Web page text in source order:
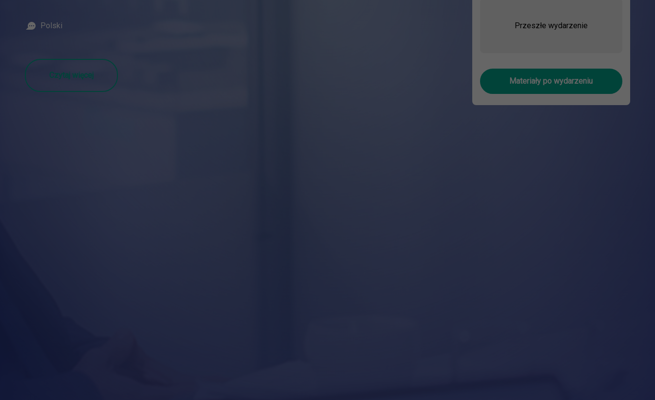
Polski
Czytaj więcej
Przeszłe wydarzenie
Materiały po wydarzeniu